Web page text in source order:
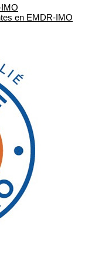
en EMDR-IMO